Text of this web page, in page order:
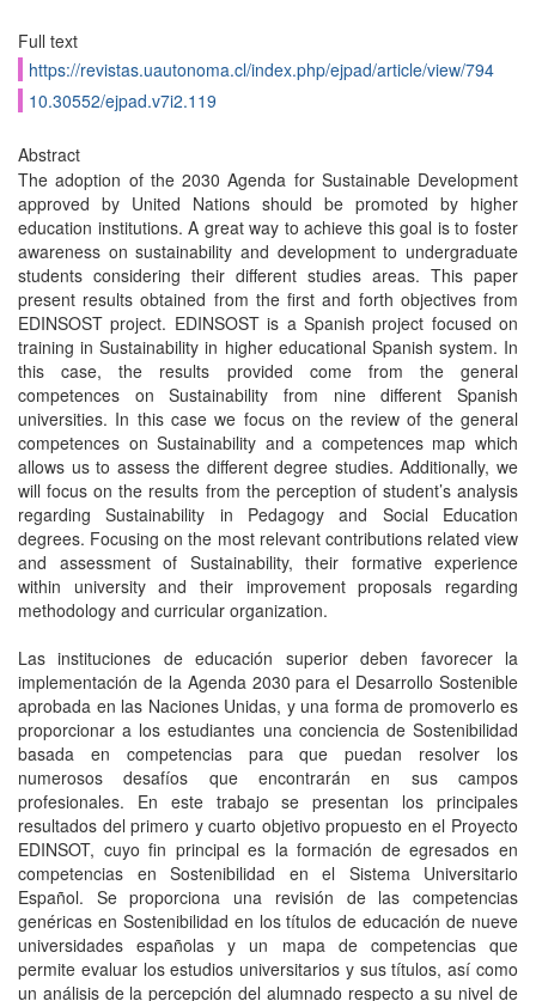
Full text
https://revistas.uautonoma.cl/index.php/ejpad/article/view/794
10.30552/ejpad.v7i2.119
Abstract
The adoption of the 2030 Agenda for Sustainable Development
approved by United Nations should be promoted by higher
education institutions. A great way to achieve this goal is to foster
awareness on sustainability and development to undergraduate
students considering their different studies areas. This paper
present results obtained from the first and forth objectives from
EDINSOST project. EDINSOST is a Spanish project focused on
training in Sustainability in higher educational Spanish system. In
this case, the results provided come from the general
competences on Sustainability from nine different Spanish
universities. In this case we focus on the review of the general
competences on Sustainability and a competences map which
allows us to assess the different degree studies. Additionally, we
will focus on the results from the perception of student’s analysis
regarding Sustainability in Pedagogy and Social Education
degrees. Focusing on the most relevant contributions related view
and assessment of Sustainability, their formative experience
within university and their improvement proposals regarding
methodology and curricular organization.
Las instituciones de educación superior deben favorecer la
implementación de la Agenda 2030 para el Desarrollo Sostenible
aprobada en las Naciones Unidas, y una forma de promoverlo es
proporcionar a los estudiantes una conciencia de Sostenibilidad
basada en competencias para que puedan resolver los
numerosos desafíos que encontrarán en sus campos
profesionales. En este trabajo se presentan los principales
resultados del primero y cuarto objetivo propuesto en el Proyecto
EDINSOT, cuyo fin principal es la formación de egresados en
competencias en Sostenibilidad en el Sistema Universitario
Español. Se proporciona una revisión de las competencias
genéricas en Sostenibilidad en los títulos de educación de nueve
universidades españolas y un mapa de competencias que
permite evaluar los estudios universitarios y sus títulos, así como
un análisis de la percepción del alumnado respecto a su nivel de